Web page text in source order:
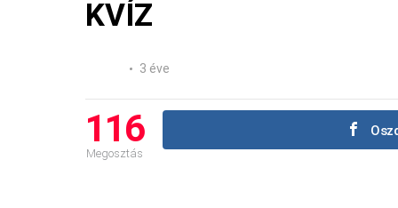
KVÍZ
3 éve
116
Megosztás